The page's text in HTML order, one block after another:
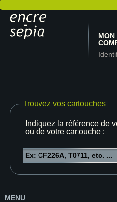
MON
Trouvez vos cartouches
Indiquez la référence de
ou de votre cartouche :
MENU